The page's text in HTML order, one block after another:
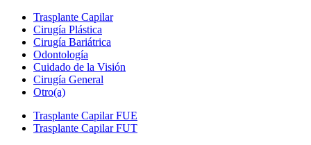
Trasplante Capilar
Cirugía Plástica
Cirugía Bariátrica
Odontología
Cuidado de la Visión
Cirugía General
Otro(a)
Trasplante Capilar FUE
Trasplante Capilar FUT